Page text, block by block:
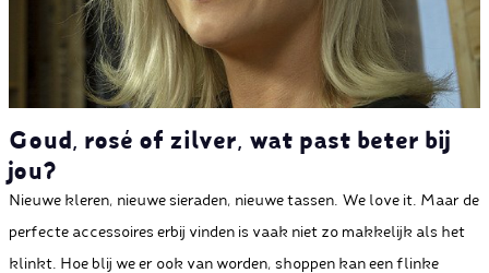
Goud, rosé of zilver, wat past beter bij
jou?
Nieuwe kleren, nieuwe sieraden, nieuwe tassen. We love it. Maar de
perfecte accessoires erbij vinden is vaak niet zo makkelijk als het
klinkt. Hoe blij we er ook van worden, shoppen kan een flinke